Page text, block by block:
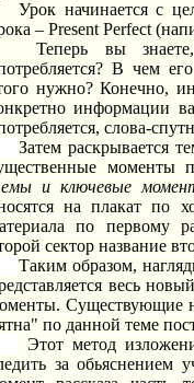
Урок начинается с
– Present Perfect
Теперь вы
В чем
нужно? Конечно,
информации
слова-
Затем раскрывается
моменты
и ключевые
на плакат по
по первому
сектор название
Таким образом,
весь
Существующие
по данной теме
Этот метод
за обьяснением